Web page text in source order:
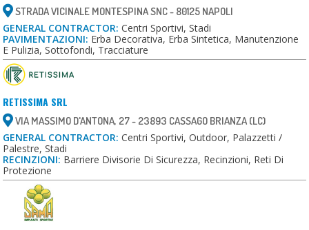
STRADA VICINALE MONTESPINA SNC - 80125 NAPOLI
GENERAL CONTRACTOR: Centri Sportivi, Stadi
PAVIMENTAZIONI: Erba Decorativa, Erba Sintetica, Manutenzione
E Pulizia, Sottofondi, Tracciature
RETISSIMA SRL
VIA MASSIMO D'ANTONA, 27 - 23893 CASSAGO BRIANZA (LC)
GENERAL CONTRACTOR: Centri Sportivi, Outdoor, Palazzetti /
Palestre, Stadi
RECINZIONI: Barriere Divisorie Di Sicurezza, Recinzioni, Reti Di
Protezione